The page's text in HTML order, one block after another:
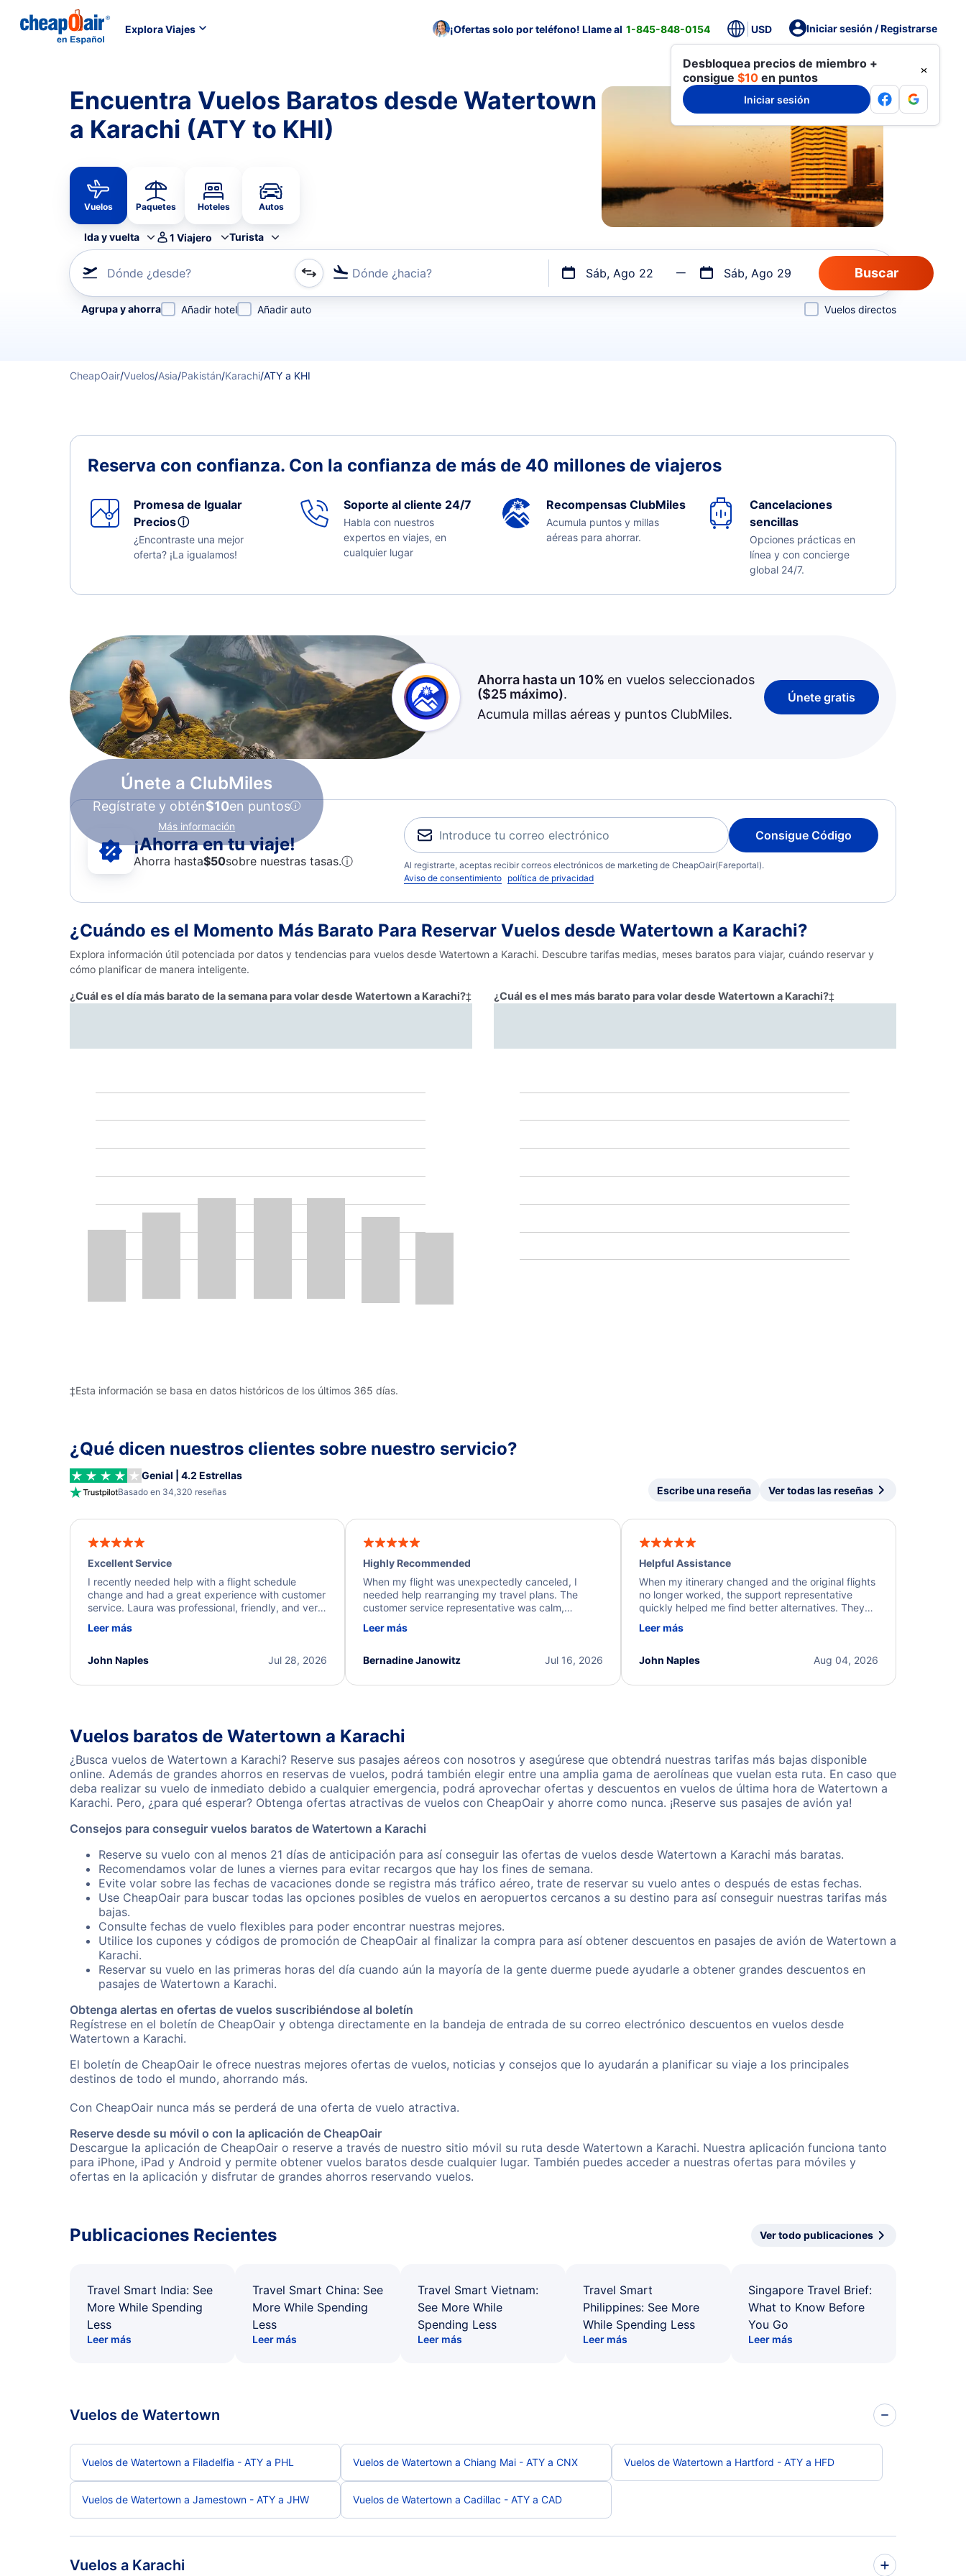
Explora Viajes ¡Ofertas solo por teléfono! Llame al 1-845-848-0154 USD Iniciar sesión / Registrarse
Desbloquea precios de miembro +
consigue $10 en puntos
Iniciar sesión
Encuentra Vuelos Baratos desde Watertown
a Karachi (ATY to KHI)
Vuelos Paquetes Hoteles Autos
Ida y vuelta 1 Viajero Turista
Dónde ¿desde? Dónde ¿hacia? Sáb, Ago 22 Sáb, Ago 29
Refina tu búsqueda por aerolínea, por ciudad o aeropuerto o por vuelos directos
Agrupa y ahorra Añadir hotel Añadir auto Vuelos directos
CheapOair/Vuelos/Asia/Pakistán/Karachi/ATY a KHI
Reserva con confianza. Con la confianza de más de 40 millones de viajeros
Promesa de Igualar
Preciosⓘ
¿Encontraste una mejor
oferta? ¡La igualamos!
Soporte al cliente 24/7
Habla con nuestros
expertos en viajes, en
cualquier lugar
Recompensas ClubMiles
Acumula puntos y millas
aéreas para ahorrar.
Cancelaciones
sencillas
Opciones prácticas en
línea y con concierge
global 24/7.
Únete a ClubMiles
Regístrate y obtén$10en puntos
Más información
Ahorra hasta un 10% en vuelos seleccionados
($25máximo).
Acumula millas aéreas y puntos ClubMiles.
Únete gratis
¡Ahorra en tu viaje!
Ahorra hasta$50sobre nuestras tasas.ⓘ
Consigue Código
Al registrarte, aceptas recibir correos electrónicos de marketing de CheapOair(Fareportal).
Aviso de consentimiento política de privacidad
¿Cuándo es el Momento Más Barato Para Reservar Vuelos desde Watertown a Karachi?
Explora información útil potenciada por datos y tendencias para vuelos desde Watertown a Karachi. Descubre tarifas medias, meses baratos para viajar, cuándo reservar y
cómo planificar de manera inteligente.
¿Cuál es el día más barato de la semana para volar desde Watertown a Karachi?‡ ¿Cuál es el mes más barato para volar desde Watertown a Karachi?‡
‡Esta información se basa en datos históricos de los últimos 365 días.
¿Qué dicen nuestros clientes sobre nuestro servicio?
Genial | 4.2 Estrellas
Basado en 34,320 reseñas Escribe una reseña Ver todas las reseñas
Excellent Service
I recently needed help with a flight schedule
change and had a great experience with customer
service. Laura was professional, friendly, and very
a solution and kept me informed of the next steps.
Leer más
Jul 28, 2026
John Naples
Highly Recommended
When my flight was unexpectedly canceled, I
needed help rearranging my travel plans. The
customer service representative was calm,
process. They quickly found alternative flight
I truly appreciate the excellent support and
Leer más
Jul 16, 2026
Bernadine Janowitz
Helpful Assistance
When my itinerary changed and the original flights
no longer worked, the support representative
quickly helped me find better alternatives. They
beyond to resolve the issue. I'm grateful for the
Leer más
Aug 04, 2026
John Naples
Vuelos baratos de Watertown a Karachi
¿Busca vuelos de Watertown a Karachi? Reserve sus pasajes aéreos con nosotros y asegúrese que obtendrá nuestras tarifas más bajas disponible
online. Además de grandes ahorros en reservas de vuelos, podrá también elegir entre una amplia gama de aerolíneas que vuelan esta ruta. En caso que
deba realizar su vuelo de inmediato debido a cualquier emergencia, podrá aprovechar ofertas y descuentos en vuelos de última hora de Watertown a
Karachi. Pero, ¿para qué esperar? Obtenga ofertas atractivas de vuelos con CheapOair y ahorre como nunca. ¡Reserve sus pasajes de avión ya!
Consejos para conseguir vuelos baratos de Watertown a Karachi
Reserve su vuelo con al menos 21 días de anticipación para así conseguir las ofertas de vuelos desde Watertown a Karachi más baratas.
Recomendamos volar de lunes a viernes para evitar recargos que hay los fines de semana.
Evite volar sobre las fechas de vacaciones donde se registra más tráfico aéreo, trate de reservar su vuelo antes o después de estas fechas.
Use CheapOair para buscar todas las opciones posibles de vuelos en aeropuertos cercanos a su destino para así conseguir nuestras tarifas más
bajas.
Consulte fechas de vuelo flexibles para poder encontrar nuestras mejores.
Utilice los cupones y códigos de promoción de CheapOair al finalizar la compra para así obtener descuentos en pasajes de avión de Watertown a
Karachi.
Reservar su vuelo en las primeras horas del día cuando aún la mayoría de la gente duerme puede ayudarle a obtener grandes descuentos en
pasajes de Watertown a Karachi.
Obtenga alertas en ofertas de vuelos suscribiéndose al boletín
Regístrese en el boletín de CheapOair y obtenga directamente en la bandeja de entrada de su correo electrónico descuentos en vuelos desde
Watertown a Karachi.
El boletín de CheapOair le ofrece nuestras mejores ofertas de vuelos, noticias y consejos que lo ayudarán a planificar su viaje a los principales
destinos de todo el mundo, ahorrando más.
Con CheapOair nunca más se perderá de una oferta de vuelo atractiva.
Reserve desde su móvil o con la aplicación de CheapOair
Descargue la aplicación de CheapOair o reserve a través de nuestro sitio móvil su ruta desde Watertown a Karachi. Nuestra aplicación funciona tanto
para iPhone, iPad y Android y permite obtener vuelos baratos desde cualquier lugar. También puedes acceder a nuestras ofertas para móviles y
ofertas en la aplicación y disfrutar de grandes ahorros reservando vuelos.
Publicaciones Recientes Ver todo publicaciones
Travel Smart India: See
More While Spending
Less
Leer más
Travel Smart China: See
More While Spending
Less
Leer más
Travel Smart Vietnam:
See More While
Spending Less
Leer más
Travel Smart
Philippines: See More
While Spending Less
Leer más
Singapore Travel Brief:
What to Know Before
You Go
Leer más
Vuelos de Watertown
Vuelos de Watertown a Filadelfia - ATY a PHL Vuelos de Watertown a Chiang Mai - ATY a CNX Vuelos de Watertown a Hartford - ATY a HFD
Vuelos de Watertown a Jamestown - ATY a JHW Vuelos de Watertown a Cadillac - ATY a CAD
Vuelos a Karachi